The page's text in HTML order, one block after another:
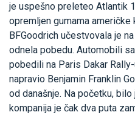
je uspešno preleteo Atlantik
opremljen gumama američke
BFGoodrich učestvovala je
odnela pobedu. Automobili
pobedili na Paris Dakar
napravio Benjamin Franklin
od današnje. Na početku,
kompanija je čak dva puta